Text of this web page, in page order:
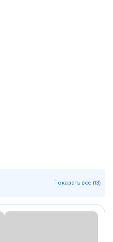
Показать все (13)